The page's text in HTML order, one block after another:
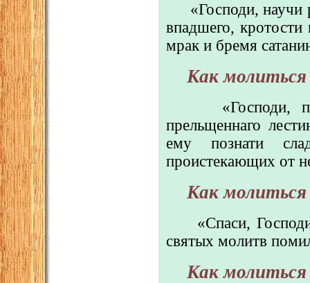
«Господи, научи
впадшего,
мрак и бремя
Как
«Господи,
прельщеннаго
ему познати
проистекающих от
Как
«Спаси,
святых молитв
Как молиться